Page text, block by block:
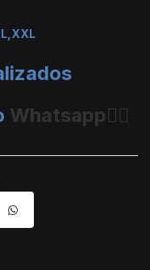
Whatsapp👈🏼